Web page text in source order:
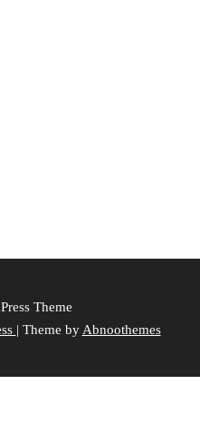
Theme
| Theme by Abnoothemes